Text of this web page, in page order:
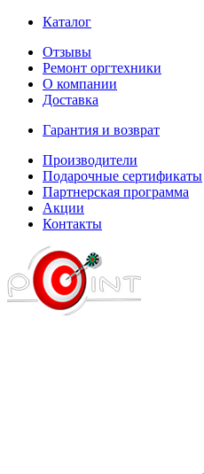
Каталог
Отзывы
Ремонт оргтехники
О компании
Доставка
Гарантия и возврат
Производители
Подарочные сертификаты
Партнерская программа
Акции
Контакты